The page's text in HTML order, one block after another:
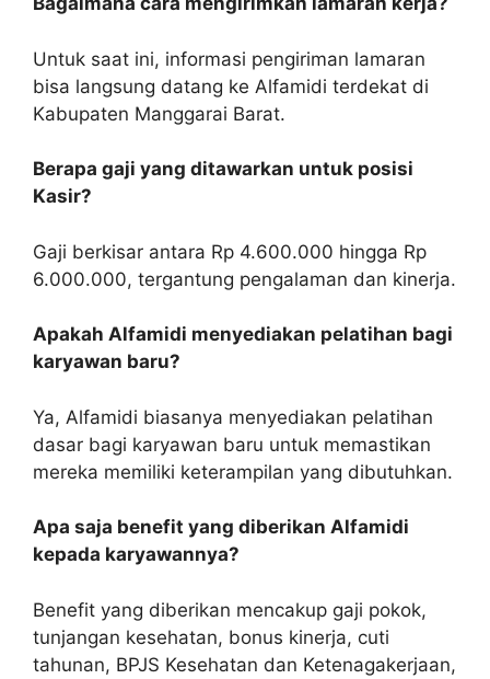
Untuk saat ini, informasi pengiriman lamaran
bisa langsung datang ke Alfamidi terdekat di
Kabupaten Manggarai Barat.
Berapa gaji yang ditawarkan untuk posisi
Kasir?
Gaji berkisar antara Rp 4.600.000 hingga Rp
6.000.000, tergantung pengalaman dan kinerja.
Apakah Alfamidi menyediakan pelatihan bagi
karyawan baru?
Ya, Alfamidi biasanya menyediakan pelatihan
dasar bagi karyawan baru untuk memastikan
mereka memiliki keterampilan yang dibutuhkan.
Apa saja benefit yang diberikan Alfamidi
kepada karyawannya?
Benefit yang diberikan mencakup gaji pokok,
tunjangan kesehatan, bonus kinerja, cuti
tahunan, BPJS Kesehatan dan Ketenagakerjaan,